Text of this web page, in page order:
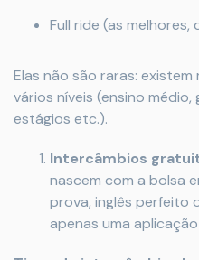
Full ride (as
Elas não são raras:
vários níveis (ensino
estágios etc.).
Intercâmbios
nascem com a bolsa
prova, inglês perfeito
apenas uma